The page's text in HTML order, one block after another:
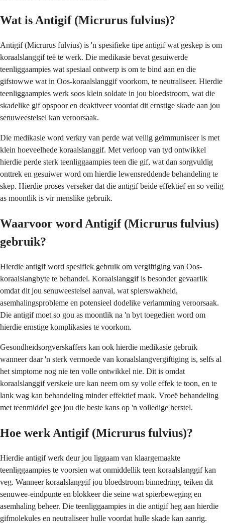
Wat is Antigif (Micrurus fulvius)?
Antigif (Micrurus fulvius) is 'n spesifieke tipe antigif wat geskep is om
koraalslanggif teë te werk. Die medikasie bevat gesuiwerde
teenliggaampies wat spesiaal ontwerp is om te bind aan en die
gifstowwe wat in Oos-koraalslanggif voorkom, te neutraliseer. Hierdie
teenliggaampies werk soos klein soldate in jou bloedstroom, wat die
skadelike gif opspoor en deaktiveer voordat dit ernstige skade aan jou
senuweestelsel kan veroorsaak.
Die medikasie word verkry van perde wat veilig geïmmuniseer is met
klein hoeveelhede koraalslanggif. Met verloop van tyd ontwikkel
hierdie perde sterk teenliggaampies teen die gif, wat dan sorgvuldig
onttrek en gesuiwer word om hierdie lewensreddende behandeling te
skep. Hierdie proses verseker dat die antigif beide effektief en so veilig
as moontlik is vir menslike gebruik.
Waarvoor word Antigif (Micrurus fulvius)
gebruik?
Hierdie antigif word spesifiek gebruik om vergiftiging van Oos-
koraalslangbyte te behandel. Koraalslanggif is besonder gevaarlik
omdat dit jou senuweestelsel aanval, wat spierswakheid,
asemhalingsprobleme en potensieel dodelike verlamming veroorsaak.
Die antigif moet so gou as moontlik na 'n byt toegedien word om
hierdie ernstige komplikasies te voorkom.
Gesondheidsorgverskaffers kan ook hierdie medikasie gebruik
wanneer daar 'n sterk vermoede van koraalslangvergiftiging is, selfs al
het simptome nog nie ten volle ontwikkel nie. Dit is omdat
koraalslanggif verskeie ure kan neem om sy volle effek te toon, en te
lank wag kan behandeling minder effektief maak. Vroeë behandeling
met teenmiddel gee jou die beste kans op 'n volledige herstel.
Hoe werk Antigif (Micrurus fulvius)?
Hierdie antigif werk deur jou liggaam van klaargemaakte
teenliggaampies te voorsien wat onmiddellik teen koraalslanggif kan
veg. Wanneer koraalslanggif jou bloedstroom binnedring, teiken dit
senuwee-eindpunte en blokkeer die seine wat spierbeweging en
asemhaling beheer. Die teenliggaampies in die antigif heg aan hierdie
gifmolekules en neutraliseer hulle voordat hulle skade kan aanrig.